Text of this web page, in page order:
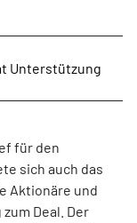
Unterstützung
für den
sich auch das
Aktionäre und
Deal. Der